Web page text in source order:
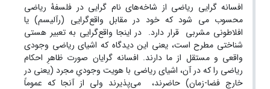
افسانه گرایی ریاضی از شاخه‌های نام گرایی در فلسفۀ ریاضی
محسوب می شود که خود در مقابل واقع‌گرایی (رآلیسم) یا
افلاطونی مشربی قرار دارد. در اینجا واقع‌گرایی به تعبیر هستی
شناختی مطرح است، یعنی این دیدگاه که اشیای ریاضی وجودی
واقعی و مستقل از ما دارند. افسانه گرایان صورت ظاهرِ احکام
ریاضی را که در آن، اشیای ریاضی با هویت وجودیِ مجرد (یعنی در
خارج فضا-زمان) حاضرند، می‌پذیرند ولی از آنجا که عموماً